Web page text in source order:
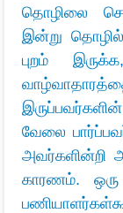
தொழிலை
இன்று
புறம்
வேலை
அவர்களின்றி
காரணம். ஒரு